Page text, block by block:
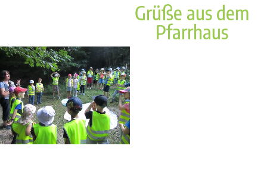
Grüße aus dem
Pfarrhaus